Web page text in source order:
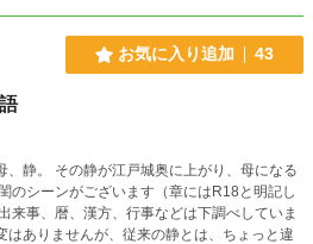
お気に入り追加 43
、静。 その静が江戸城奥に上がり、母になる
のシーンがございます（章にはR18と明記し
来事、暦、漢方、行事などは下調べしていま
はありませんが、従来の静とは、ちょっと違